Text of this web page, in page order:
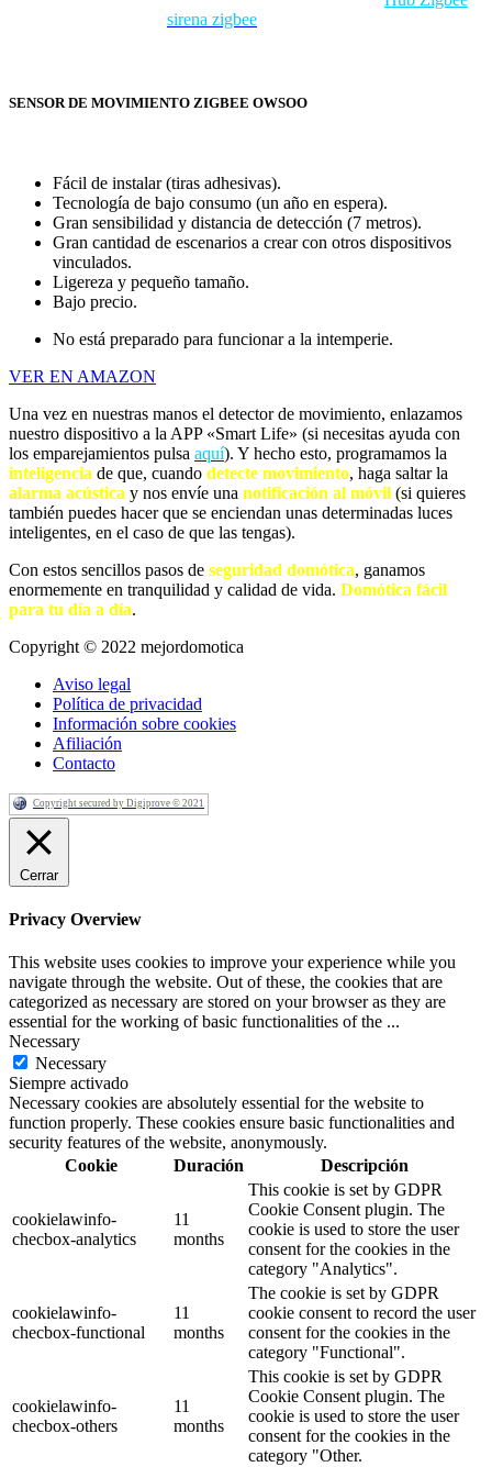
sirena zigbee
SENSOR DE MOVIMIENTO ZIGBEE OWSOO
Fácil de instalar (tiras adhesivas).
Tecnología de bajo consumo (un año en espera).
Gran sensibilidad y distancia de detección (7 metros).
Gran cantidad de escenarios a crear con otros dispositivos
vinculados.
Ligereza y pequeño tamaño.
Bajo precio.
No está preparado para funcionar a la intemperie.
VER EN AMAZON
Una vez en nuestras manos el detector de movimiento, enlazamos
nuestro dispositivo a la APP «Smart Life» (si necesitas ayuda con
los emparejamientos pulsa aquí). Y hecho esto, programamos la
inteligencia de que, cuando detecte movimiento, haga saltar la
alarma acústica y nos envíe una notificación al móvil (si quieres
también puedes hacer que se enciendan unas determinadas luces
inteligentes, en el caso de que las tengas).
Con estos sencillos pasos de seguridad domótica, ganamos
enormemente en tranquilidad y calidad de vida. Domótica fácil
para tu día a día.
Copyright © 2022 mejordomotica
Aviso legal
Política de privacidad
Información sobre cookies
Afiliación
Contacto
Copyright secured by Digiprove © 2021
Cerrar
Privacy Overview
This website uses cookies to improve your experience while you
navigate through the website. Out of these, the cookies that are
categorized as necessary are stored on your browser as they are
essential for the working of basic functionalities of the ...
Necessary
Necessary
Siempre activado
Necessary cookies are absolutely essential for the website to
function properly. These cookies ensure basic functionalities and
security features of the website, anonymously.
Cookie
Duración Descripción
cookielawinfo-
checbox-analytics
11
months
This cookie is set by GDPR
Cookie Consent plugin. The
cookie is used to store the user
consent for the cookies in the
category "Analytics".
cookielawinfo-
checbox-functional
11
months
The cookie is set by GDPR
cookie consent to record the user
consent for the cookies in the
category "Functional".
cookielawinfo-
checbox-others
11
months
This cookie is set by GDPR
Cookie Consent plugin. The
cookie is used to store the user
consent for the cookies in the
category "Other.